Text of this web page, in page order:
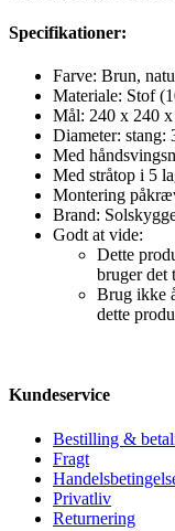
Specifikationer:
Farve: Brun,
Materiale: Stof
Mål: 240 x 240
Diameter: stang:
Med
Med stråtop i 5
Montering
Brand:
Godt at vide:
Dette
bruger det
Brug ikke
dette
Kundeservice
Bestilling &
Fragt
Privatliv
Returnering